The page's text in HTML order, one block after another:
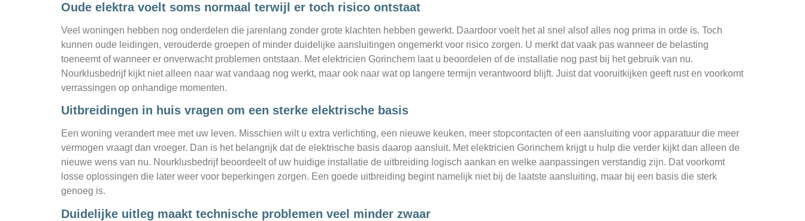
Oude elektra voelt soms normaal terwijl er toch risico ontstaat
Veel woningen hebben nog onderdelen die jarenlang zonder grote klachten hebben gewerkt. Daardoor voelt het al snel alsof alles nog prima in orde is. Toch
kunnen oude leidingen, verouderde groepen of minder duidelijke aansluitingen ongemerkt voor risico zorgen. U merkt dat vaak pas wanneer de belasting
toeneemt of wanneer er onverwacht problemen ontstaan. Met elektricien Gorinchem laat u beoordelen of de installatie nog past bij het gebruik van nu.
Nourklusbedrijf kijkt niet alleen naar wat vandaag nog werkt, maar ook naar wat op langere termijn verantwoord blijft. Juist dat vooruitkijken geeft rust en voorkomt
verrassingen op onhandige momenten.
Uitbreidingen in huis vragen om een sterke elektrische basis
Een woning verandert mee met uw leven. Misschien wilt u extra verlichting, een nieuwe keuken, meer stopcontacten of een aansluiting voor apparatuur die meer
vermogen vraagt dan vroeger. Dan is het belangrijk dat de elektrische basis daarop aansluit. Met elektricien Gorinchem krijgt u hulp die verder kijkt dan alleen de
nieuwe wens van nu. Nourklusbedrijf beoordeelt of uw huidige installatie de uitbreiding logisch aankan en welke aanpassingen verstandig zijn. Dat voorkomt
losse oplossingen die later weer voor beperkingen zorgen. Een goede uitbreiding begint namelijk niet bij de laatste aansluiting, maar bij een basis die sterk
genoeg is.
Duidelijke uitleg maakt technische problemen veel minder zwaar